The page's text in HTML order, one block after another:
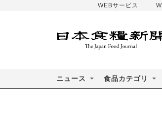
WEBサービス
ニュース 食品カテゴリ